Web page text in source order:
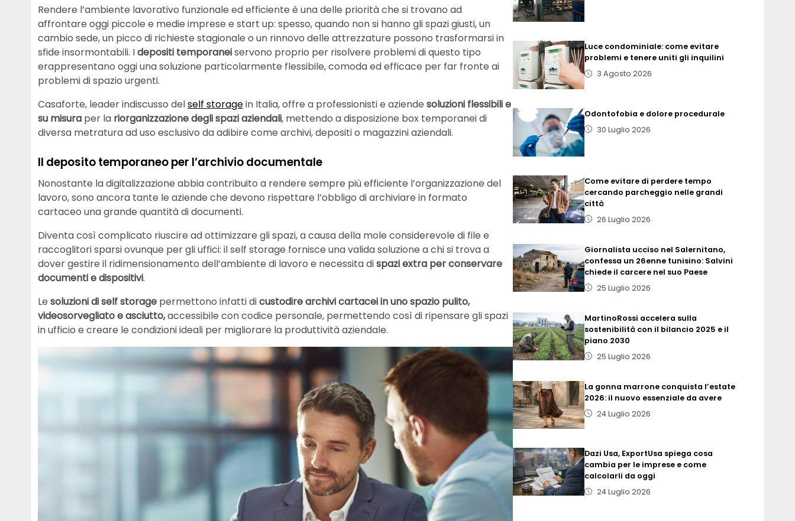
Rendere l’ambiente lavorativo funzionale ed efficiente è una delle priorità che si trovano ad
affrontare oggi piccole e medie imprese e start up: spesso, quando non si hanno gli spazi giusti, un
cambio sede, un picco di richieste stagionale o un rinnovo delle attrezzature possono trasformarsi in
sfide insormontabili. Idepositi temporaneiservono proprio per risolvere problemi di questo tipo
erappresentano oggi una soluzione particolarmente flessibile, comoda ed efficace per far fronte ai
problemi di spazio urgenti.
Casaforte, leader indiscusso delself storagein Italia, offre a professionisti e aziende soluzioni flessibili e
su misura per la riorganizzazione degli spazi aziendali, mettendo a disposizione box temporanei di
diversa metratura ad uso esclusivo da adibire come archivi, depositi o magazzini aziendali.
Il deposito temporaneo per l’archivio documentale
Nonostante la digitalizzazione abbia contribuito a rendere sempre più efficiente l’organizzazione del
lavoro, sono ancora tante le aziende che devono rispettare l’obbligo di archiviare in formato
cartaceo una grande quantità di documenti.
Diventa così complicato riuscire ad ottimizzare gli spazi, a causa della mole considerevole di file e
raccoglitori sparsi ovunque per gli uffici: il self storage fornisce una valida soluzione a chi si trova a
dover gestire il ridimensionamento dell’ambiente di lavoro e necessita dispazi extra per conservare
documenti e dispositivi.
Le soluzioni di self storage permettono infatti dicustodire archivi cartacei in uno spazio pulito,
videosorvegliato e asciutto,accessibile con codice personale, permettendo così di ripensare gli spazi
in ufficio e creare le condizioni ideali per migliorare la produttività aziendale.
Luce condominiale: come evitare
problemi e tenere uniti gli inquilini
3 Agosto 2026
Odontofobia e dolore procedurale
30 Luglio 2026
Come evitare di perdere tempo
cercando parcheggio nelle grandi
città
26 Luglio 2026
Giornalista ucciso nel Salernitano,
confessa un 26enne tunisino: Salvini
chiede il carcere nel suo Paese
25 Luglio 2026
MartinoRossi accelera sulla
sostenibilità con il bilancio 2025 e il
piano 2030
25 Luglio 2026
La gonna marrone conquista l’estate
2026: il nuovo essenziale da avere
24 Luglio 2026
Dazi Usa, ExportUsa spiega cosa
cambia per le imprese e come
calcolarli da oggi
24 Luglio 2026